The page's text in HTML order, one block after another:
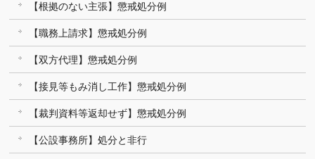
【根拠のない主張】懲戒処分例
【職務上請求】懲戒処分例
【双方代理】懲戒処分例
【接見等もみ消し工作】懲戒処分例
【裁判資料等返却せず】懲戒処分例
【公設事務所】処分と非行